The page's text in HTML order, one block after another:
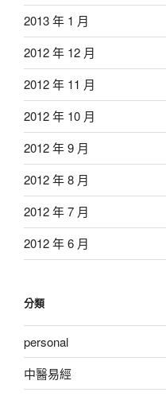
2013 年 1 月
2012 年 12 月
2012 年 11 月
2012 年 10 月
2012 年 9 月
2012 年 8 月
2012 年 7 月
2012 年 6 月
分類
personal
中醫易經